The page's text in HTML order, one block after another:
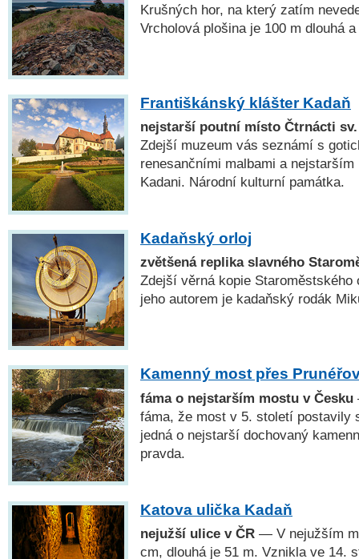
Krušných hor, na který zatím
Vrcholová plošina je 100 m dlouhá
Františkánský klášter Kadaň
nejstarší poutní místo Čtrnácti
Zdejší muzeum vás seznámí s
renesančními malbami a
Kadani. Národní kulturní památka.
Kadaňský orloj
zvětšená replika slavného
Zdejší věrná kopie Staroměstského
jeho autorem je kadaňský rodák
Kamenný most přes
fáma o nejstarším mostu v Česku
fáma, že most v 5. století postavily
jedná o nejstarší dochovaný
pravda.
Katova ulička Kadaň
nejužší ulice v ČR — V nejužším
cm, dlouhá je 51 m. Vznikla ve 14.